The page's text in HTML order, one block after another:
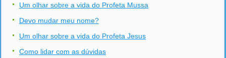
Um olhar sobre a vida do Profeta Mussa
Devo mudar meu nome?
Um olhar sobre a vida do Profeta Jesus
Como lidar com as dúvidas